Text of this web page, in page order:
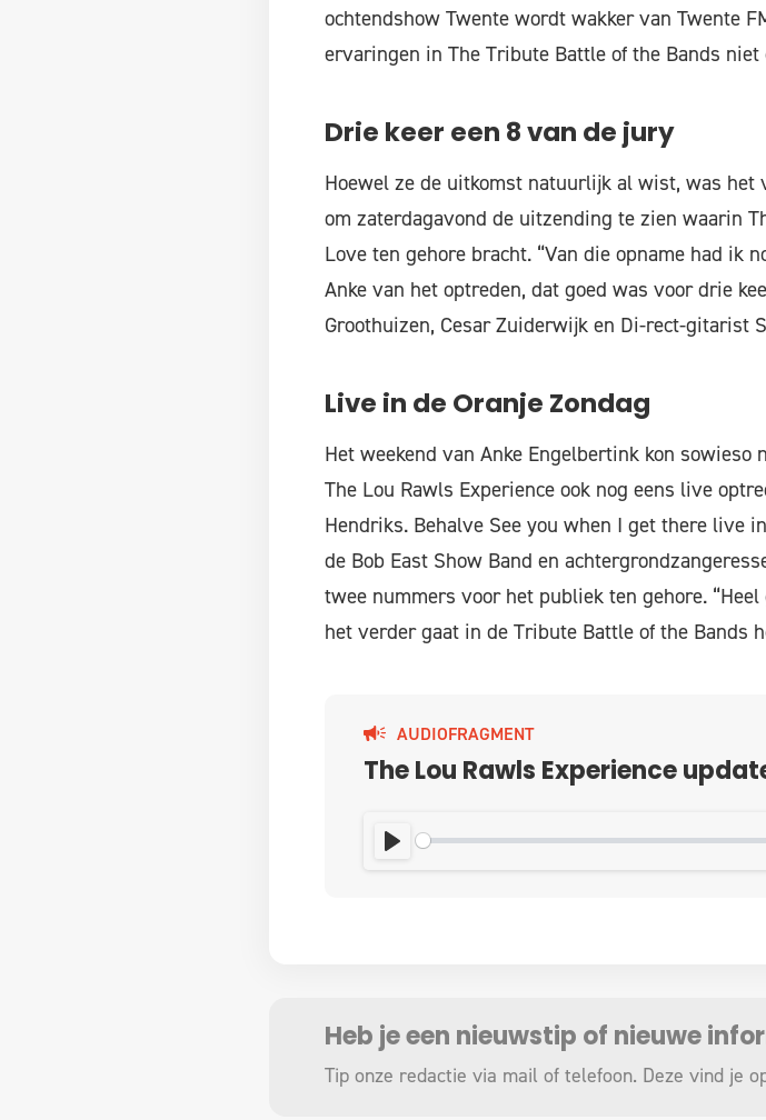
ochtendshow Twente wordt wakker van Twente
ervaringen in The Tribute Battle of the Bands niet
Drie keer een 8 van de jury
Hoewel ze de uitkomst natuurlijk al wist, was het
om zaterdagavond de uitzending te zien waarin
Love ten gehore bracht. “Van die opname had ik
Anke van het optreden, dat goed was voor drie
Groothuizen, Cesar Zuiderwijk en Di-rect-gitarist
Live in de Oranje Zondag
Het weekend van Anke Engelbertink kon
The Lou Rawls Experience ook nog eens live
Hendriks. Behalve See you when I get there live
de Bob East Show Band en
twee nummers voor het publiek ten gehore.
het verder gaat in de Tribute Battle of the Bands
AUDIOFRAGMENT
The Lou Rawls Experience
PLAY
Heb je een nieuwstip of nieuwe
Tip onze redactie via mail of telefoon. Deze vind je